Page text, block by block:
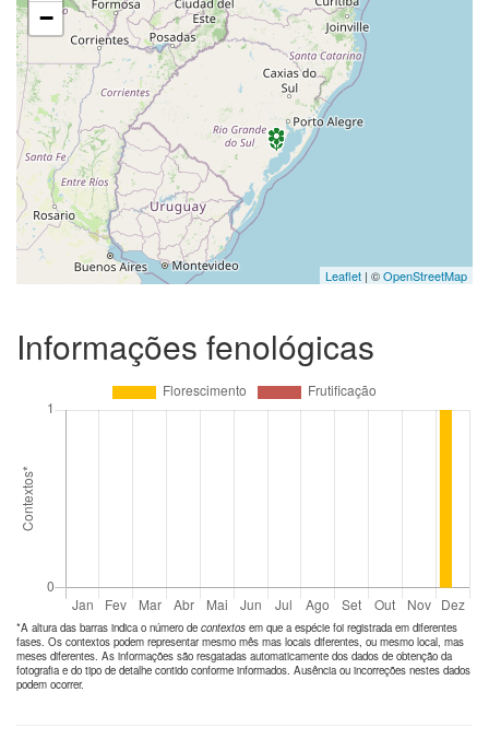
−
Leaflet | ©OpenStreetMap
Informações fenológicas
*A altura das barras indica o número de contextos em que a espécie foi registrada em diferentes
fases. Os contextos podem representar mesmo mês mas locais diferentes, ou mesmo local, mas
meses diferentes. As informações são resgatadas automaticamente dos dados de obtenção da
fotografia e do tipo de detalhe contido conforme informados. Ausência ou incorreções nestes dados
podem ocorrer.